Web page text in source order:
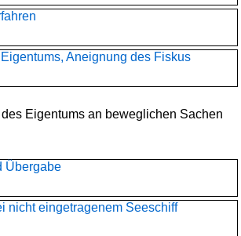
Aneignung des Fiskus
Eigentums an beweglichen Sachen
Übergabe
nicht eingetragenem Seeschiff